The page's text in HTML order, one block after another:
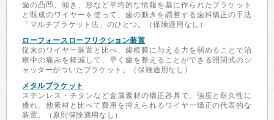
歯の凸凹、傾き、形など平均的な情報を基に作られたブラケット
と既成のワイヤーを使って、歯の動きを調整する歯科矯正の手法
「マルチブラケット法」のひとつ。（保険適用なし）
ローフォースローフリクション装置
従来のワイヤー装置と比べ、歯根膜に与える力を弱めることで治
療中の痛みを軽減して、早く歯を整えることができる開閉式のシ
ャッターがついたブラケット。（保険適用なし）
メタルブラケット
ステンレス・チタンなど金属素材の矯正器具で、強度と耐久性に
優れ、他素材と比べて費用を抑えられるワイヤー矯正の代表的な
装置。（原則保険適用なし）